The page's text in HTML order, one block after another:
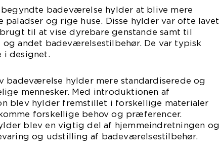
badeværelse hylder at blive mere
og rige huse. Disse hylder var ofte lavet
til at vise dyrebare genstande samt til
og andet badeværelsestilbehør. De var typisk
i designet.
badeværelse hylder mere standardiserede og
mennesker. Med introduktionen af
blev hylder fremstillet i forskellige materialer
forskellige behov og præferencer.
blev en vigtig del af hjemmeindretningen og
og udstilling af badeværelsestilbehør.